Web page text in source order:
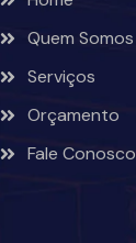
Quem Somos
Serviços
Orçamento
Fale Conosco